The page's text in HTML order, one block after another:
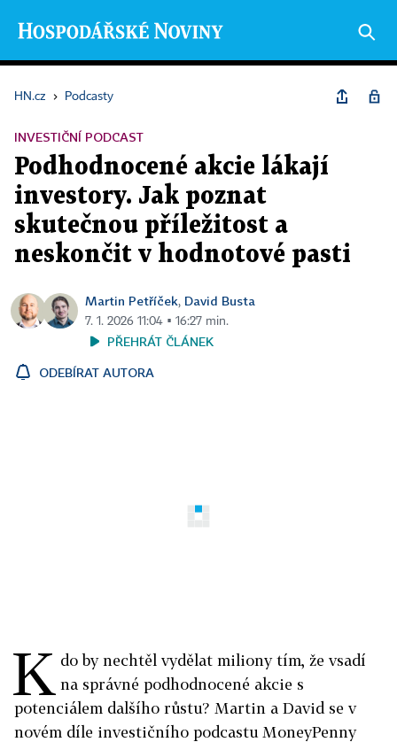
HN.cz › Podcasty
INVESTIČNÍ PODCAST
Podhodnocené akcie lákají
investory. Jak poznat
skutečnou příležitost a
neskončit v hodnotové pasti
Martin Petříček, David Busta
7. 1. 2026 11:04 ▪ 16:27 min.
PŘEHRÁT ČLÁNEK
ODEBÍRAT AUTORA
K do by nechtěl vydělat miliony tím, že vsadí
na správné podhodnocené akcie s
potenciálem dalšího růstu? Martin a David se v
novém díle investičního podcastu MoneyPenny